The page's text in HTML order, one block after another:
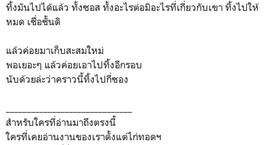
ทิ้งมันไปได้แล้ว ทั้งซอส ทั้งอะไรต่อมิอะไรที่เกี่ยวกับเขา ทิ้งไปให้
หมด เชื่อชั้นดิ
แล้วค่อยมาเก็บสะสมใหม่
พอเยอะๆ แล้วค่อยเอาไปทิ้งอีกรอบ
นับด้วยล่ะว่าคราวนี้ทิ้งไปกี่ซอง
สำหรับใครที่อ่านมาถึงตรงนี้
ใครที่เคยอ่านงานของเราตั้งแต่ไก่ทอดฯ